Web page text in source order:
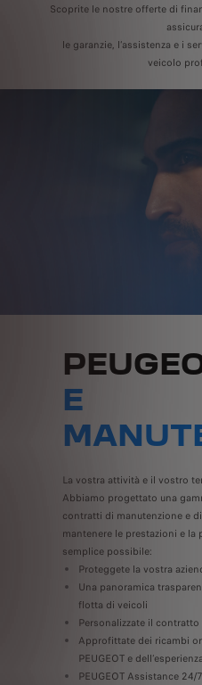
Scoprite le nostre offerte di
le garanzie, l’assistenza e i
veicolo
E
La vostra attività e il vostro
Abbiamo progettato una
contratti di manutenzione e
mantenere le prestazioni e
semplice possibile:
Proteggete la vostra
Una panoramica
flotta di veicoli
Personalizzate il
Approfittate dei ricambi
PEUGEOT e
PEUGEOT Assistance 24/7